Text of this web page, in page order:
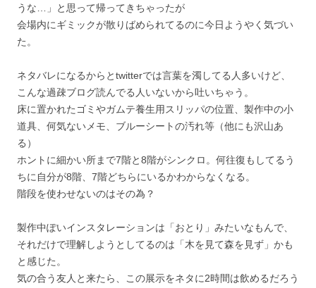
うな…」と思って帰ってきちゃったが
会場内にギミックが散りばめられてるのに今日ようやく気づい
た。
ネタバレになるからとtwitterでは言葉を濁してる人多いけど、
こんな過疎ブログ読んでる人いないから吐いちゃう。
床に置かれたゴミやガムテ養生用スリッパの位置、製作中の小
道具、何気ないメモ、ブルーシートの汚れ等（他にも沢山あ
る）
ホントに細かい所まで7階と8階がシンクロ。何往復もしてるう
ちに自分が8階、7階どちらにいるかわからなくなる。
階段を使わせないのはその為？
製作中ぽいインスタレーションは「おとり」みたいなもんで、
それだけで理解しようとしてるのは「木を見て森を見ず」かも
と感じた。
気の合う友人と来たら、この展示をネタに2時間は飲めるだろう